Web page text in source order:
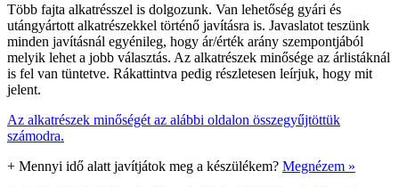
Több fajta alkatrésszel is dolgozunk. Van lehetőség gyári és
utángyártott alkatrészekkel történő javításra is. Javaslatot teszünk
minden javításnál egyénileg, hogy ár/érték arány szempontjából
melyik lehet a jobb választás. Az alkatrészek minősége az árlistáknál
is fel van tüntetve. Rákattintva pedig részletesen leírjuk, hogy mit
jelent.
Az alkatrészek minőségét az alábbi oldalon összegyűjtöttük
számodra.
+ Mennyi idő alatt javítjátok meg a készülékem? Megnézem »